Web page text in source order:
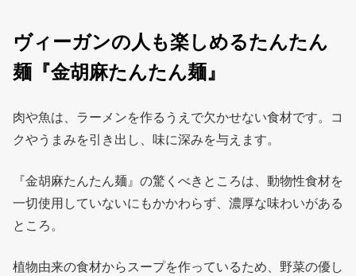
ヴィーガンの人も楽しめるたんたん
麺『金胡麻たんたん麺』
肉や魚は、ラーメンを作るうえで欠かせない食材です。コ
クやうまみを引き出し、味に深みを与えます。
『金胡麻たんたん麺』の驚くべきところは、動物性食材を
一切使用していないにもかかわらず、濃厚な味わいがある
ところ。
植物由来の食材からスープを作っているため、野菜の優し